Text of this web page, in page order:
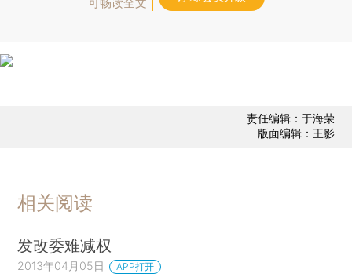
可畅读全文
责任编辑：于海荣
版面编辑：王影
相关阅读
发改委难减权
2013年04月05日 APP打开